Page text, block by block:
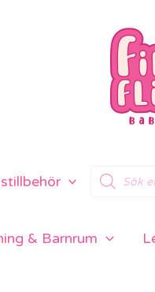
Products
search
& Barnrum